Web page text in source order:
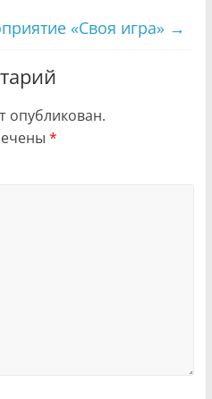
«Своя игра» →
опубликован.
*